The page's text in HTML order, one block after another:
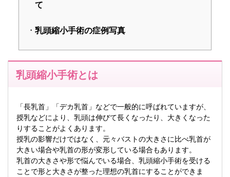
て
乳頭縮小手術の症例写真
乳頭縮小手術とは
「長乳首」「デカ乳首」などで一般的に呼ばれていますが、
授乳などにより、乳頭は伸びて長くなったり、大きくなった
りすることがよくあります。
授乳の影響だけではなく、元々バストの大きさに比べ乳首が
大きい場合や乳首の形が変形している場合もあります。
乳首の大きさや形で悩んでいる場合、乳頭縮小手術を受ける
ことで形と大きさが整った理想の乳首にすることができま